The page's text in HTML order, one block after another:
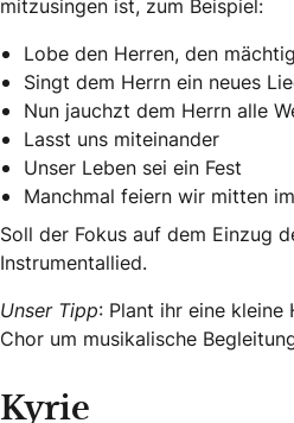
mitzusingen ist, zum Beispiel:
Lobe den Herren, den
Singt dem Herrn ein neues
Nun jauchzt dem Herrn alle
Lasst uns miteinander
Unser Leben sei ein Fest
Manchmal feiern wir mitten
Soll der Fokus auf dem Einzug
Instrumentallied.
Unser Tipp: Plant ihr eine
Chor um musikalische
Kyrie